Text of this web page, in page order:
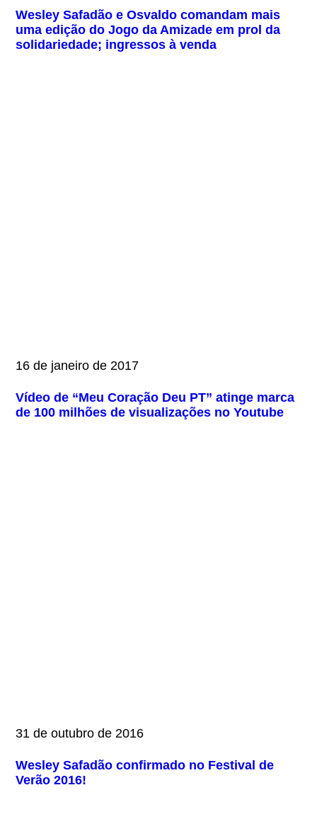
Wesley Safadão e Osvaldo comandam mais
uma edição do Jogo da Amizade em prol da
solidariedade; ingressos à venda
16 de janeiro de 2017
Vídeo de “Meu Coração Deu PT” atinge marca
de 100 milhões de visualizações no Youtube
31 de outubro de 2016
Wesley Safadão confirmado no Festival de
Verão 2016!